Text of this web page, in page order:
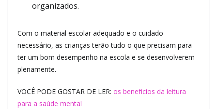
organizados.
Com o material escolar adequado e o cuidado
necessário, as crianças terão tudo o que precisam para
ter um bom desempenho na escola e se desenvolverem
plenamente.
VOCÊ PODE GOSTAR DE LER: os benefícios da leitura
para a saúde mental